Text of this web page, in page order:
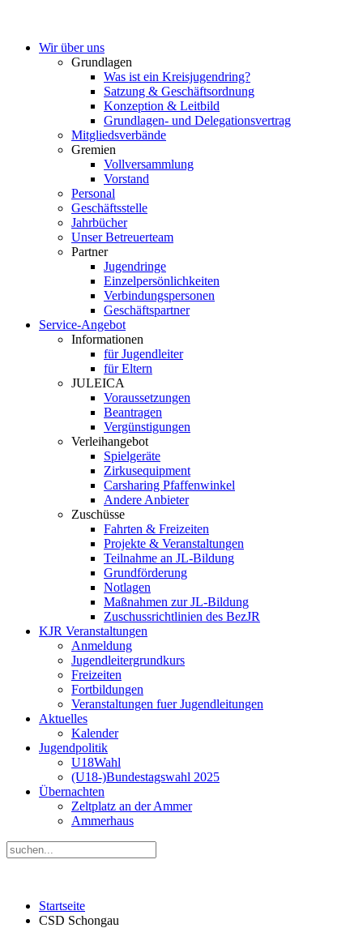
Wir über uns
Grundlagen
Was ist ein Kreisjugendring?
Satzung & Geschäftsordnung
Konzeption & Leitbild
Grundlagen- und Delegationsvertrag
Mitgliedsverbände
Gremien
Vollversammlung
Vorstand
Personal
Geschäftsstelle
Jahrbücher
Unser Betreuerteam
Partner
Jugendringe
Einzelpersönlichkeiten
Verbindungspersonen
Geschäftspartner
Service-Angebot
Informationen
für Jugendleiter
für Eltern
JULEICA
Voraussetzungen
Beantragen
Vergünstigungen
Verleihangebot
Spielgeräte
Zirkusequipment
Carsharing Pfaffenwinkel
Andere Anbieter
Zuschüsse
Fahrten & Freizeiten
Projekte & Veranstaltungen
Teilnahme an JL-Bildung
Grundförderung
Notlagen
Maßnahmen zur JL-Bildung
Zuschussrichtlinien des BezJR
KJR Veranstaltungen
Anmeldung
Jugendleitergrundkurs
Freizeiten
Fortbildungen
Veranstaltungen fuer Jugendleitungen
Aktuelles
Kalender
Jugendpolitik
U18Wahl
(U18-)Bundestagswahl 2025
Übernachten
Zeltplatz an der Ammer
Ammerhaus
Startseite
CSD Schongau